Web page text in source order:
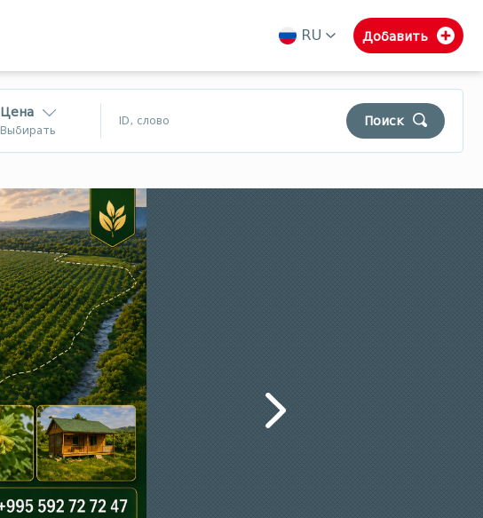
RU
en
Добавить
Цена
Выбирать
$
Поиск